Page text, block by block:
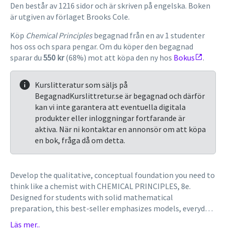
Den består av 1216 sidor och är skriven på engelska. Boken
är utgiven av förlaget Brooks Cole.
Köp Chemical Principlesbegagnad från en av 1 studenter
hos oss och spara pengar. Om du köper den begagnad
sparar du 550 kr(68%) mot att köpa den ny hos Bokus .
Kurslitteratur som säljs på
BegagnadKurslittretur.se är begagnad och därför
kan vi inte garantera att eventuella digitala
produkter eller inloggningar fortfarande är
aktiva. När ni kontaktar en annonsör om att köpa
en bok, fråga då om detta.
Develop the qualitative, conceptual foundation you need to
think like a chemist with CHEMICAL PRINCIPLES, 8e.
Designed for students with solid mathematical
preparation, this best-seller emphasizes models, everyday
applications of chemistry, and a thoughtful, step-by-step
problem-solving approach.
Läs mer..